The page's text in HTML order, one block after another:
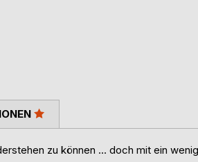
zu können … doch mit ein wenig